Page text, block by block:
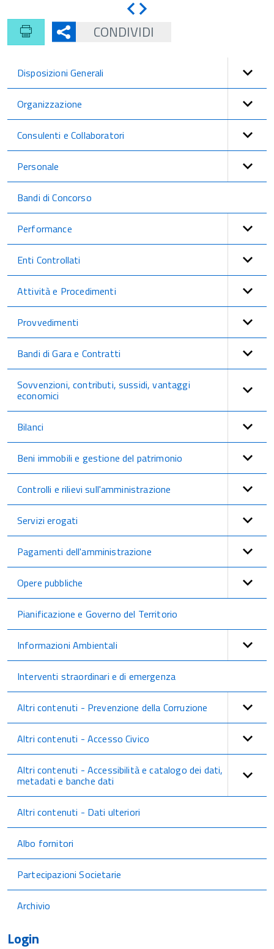
Indietro
CONDIVIDI
Disposizioni Generali
Organizzazione
Consulenti e Collaboratori
Personale
Bandi di Concorso
Performance
Enti Controllati
Attività e Procedimenti
Provvedimenti
Bandi di Gara e Contratti
Sovvenzioni, contributi, sussidi, vantaggi
economici
Bilanci
Beni immobili e gestione del patrimonio
Controlli e rilievi sull'amministrazione
Servizi erogati
Pagamenti dell'amministrazione
Opere pubbliche
Pianificazione e Governo del Territorio
Informazioni Ambientali
Interventi straordinari e di emergenza
Altri contenuti - Prevenzione della Corruzione
Altri contenuti - Accesso Civico
Altri contenuti - Accessibilità e catalogo dei dati,
metadati e banche dati
Altri contenuti - Dati ulteriori
Albo fornitori
Partecipazioni Societarie
Archivio
Login